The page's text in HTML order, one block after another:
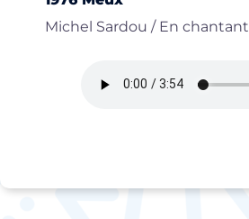
Michel Sardou / En chantant